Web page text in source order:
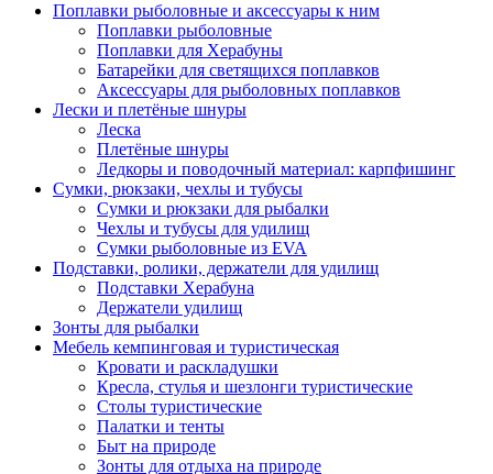
Поплавки рыболовные и аксессуары к ним
Поплавки рыболовные
Поплавки для Херабуны
Батарейки для светящихся поплавков
Аксессуары для рыболовных поплавков
Лески и плетёные шнуры
Леска
Плетёные шнуры
Ледкоры и поводочный материал: карпфишинг
Сумки, рюкзаки, чехлы и тубусы
Сумки и рюкзаки для рыбалки
Чехлы и тубусы для удилищ
Сумки рыболовные из EVA
Подставки, ролики, держатели для удилищ
Подставки Херабуна
Держатели удилищ
Зонты для рыбалки
Мебель кемпинговая и туристическая
Кровати и раскладушки
Кресла, стулья и шезлонги туристические
Столы туристические
Палатки и тенты
Быт на природе
Зонты для отдыха на природе